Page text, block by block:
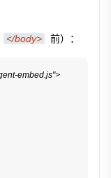
</body> 前）：
embed.js">